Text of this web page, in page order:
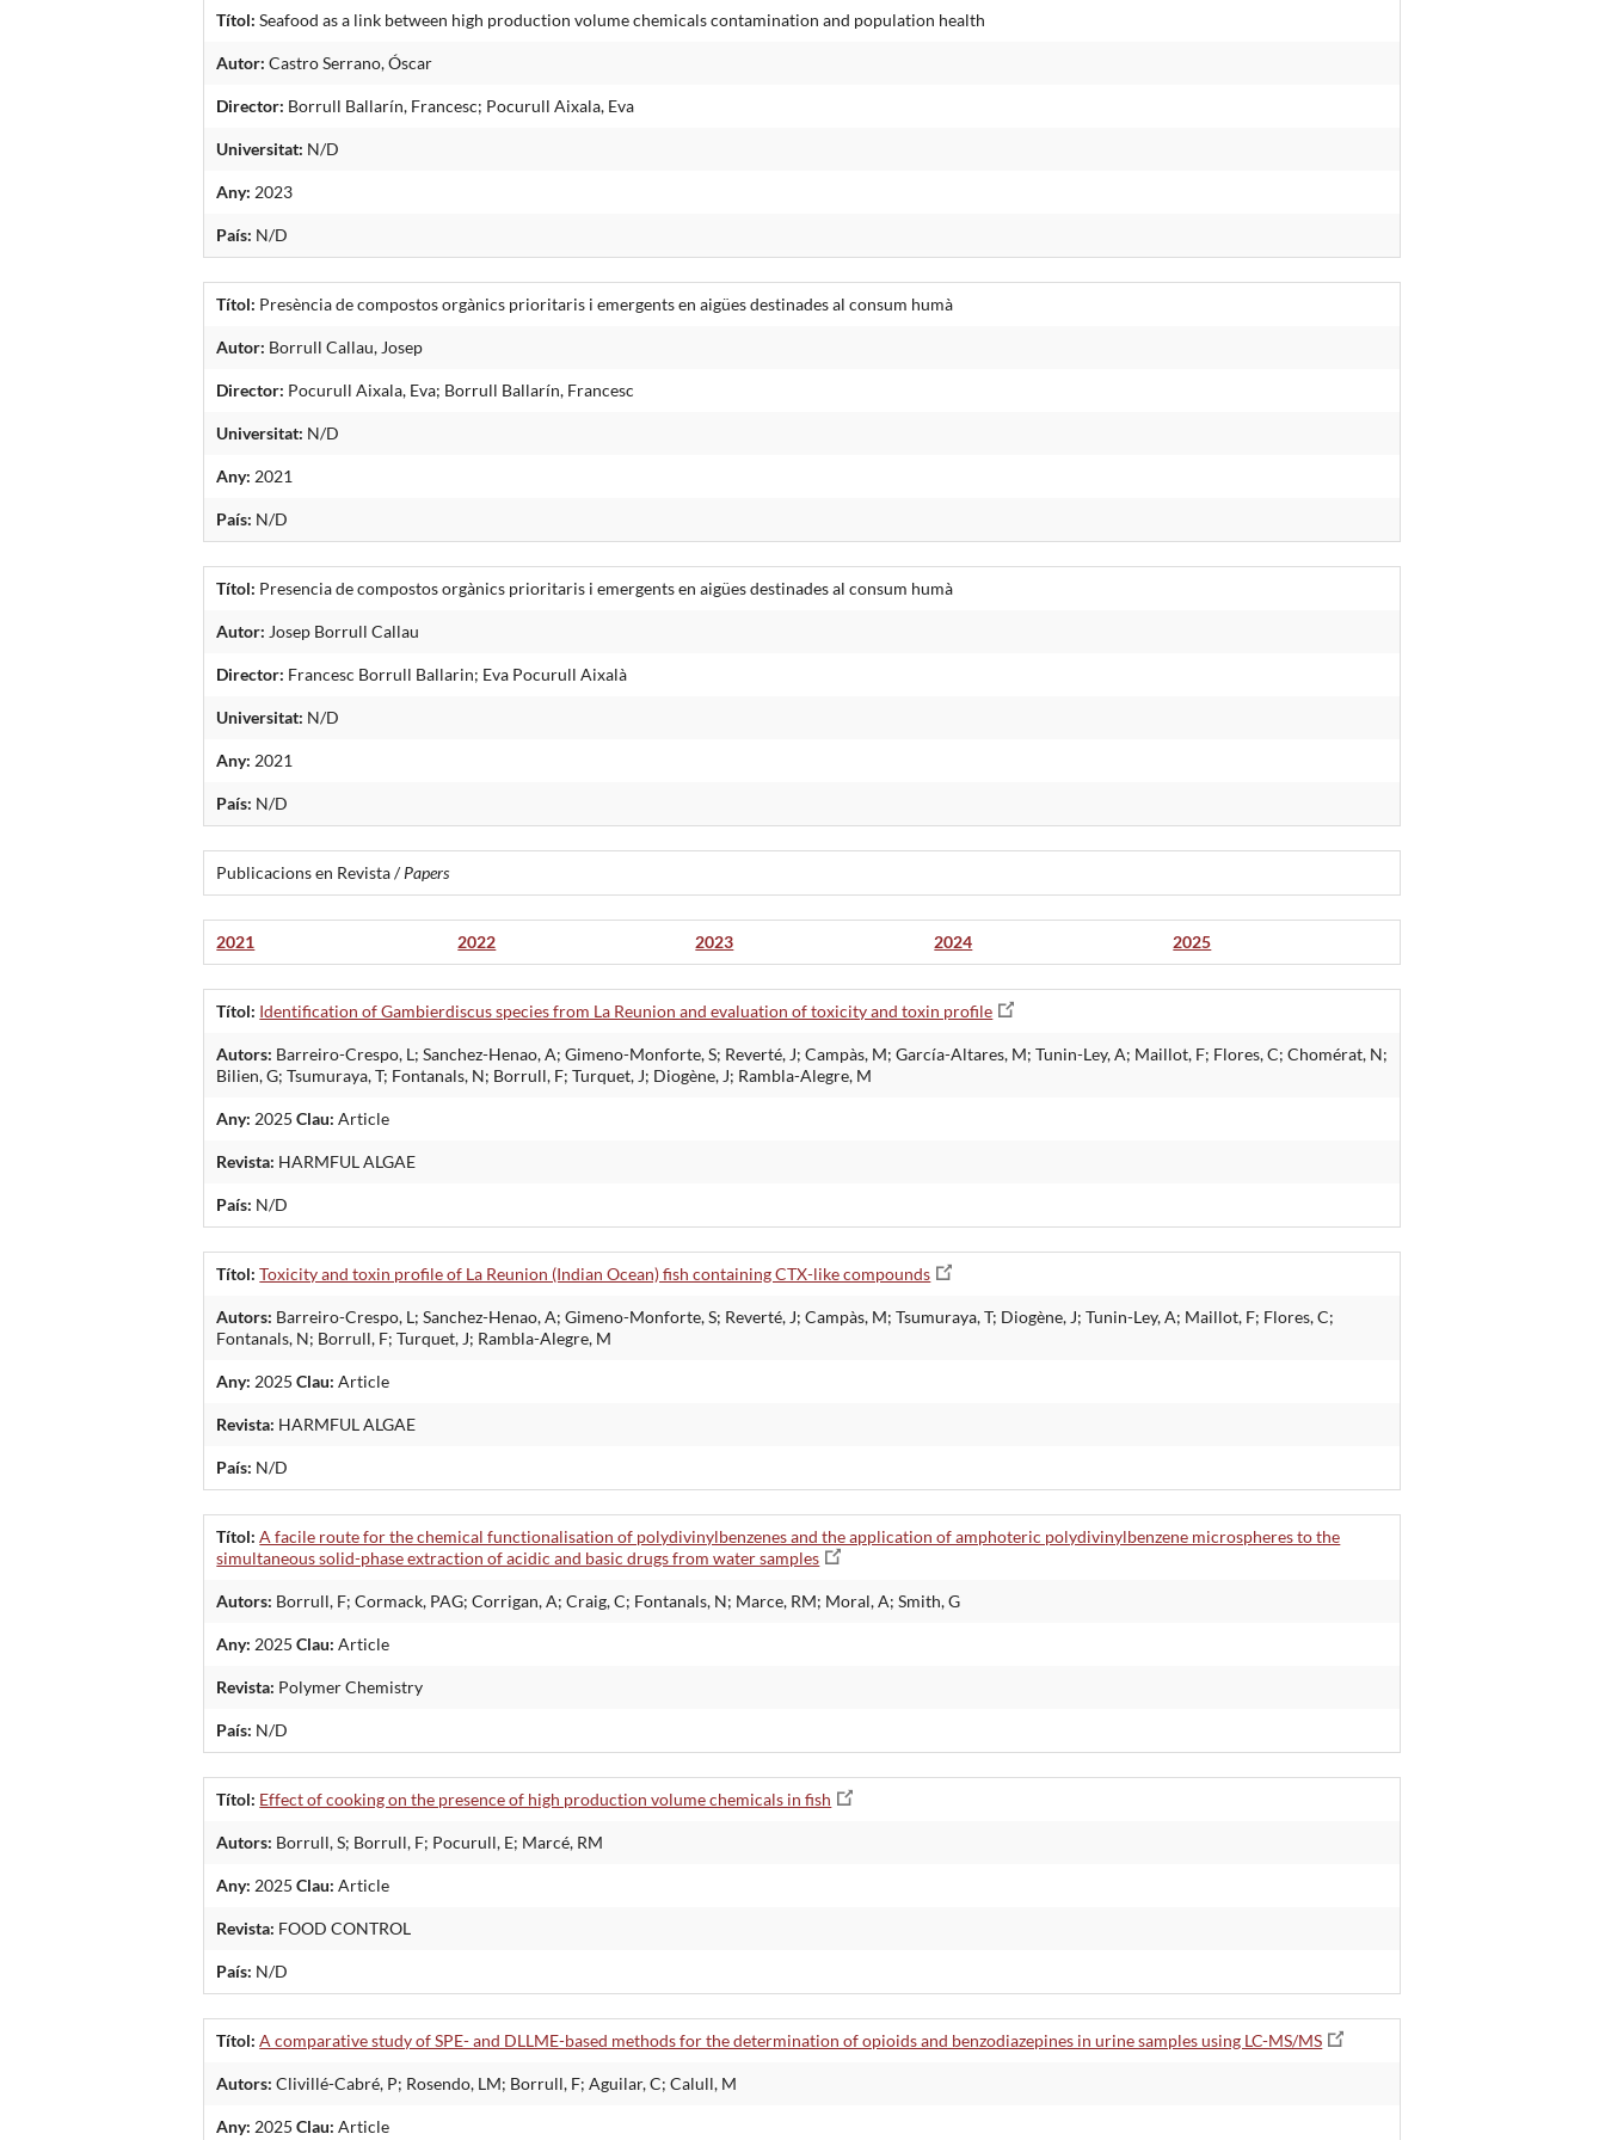
Títol: Seafood as a link between high production volume chemicals contamination and population health
Autor: Castro Serrano, Óscar
Director: Borrull Ballarín, Francesc; Pocurull Aixala, Eva
Universitat: N/D
Any: 2023
País: N/D
Títol: Presència de compostos orgànics prioritaris i emergents en aigües destinades al consum humà
Autor: Borrull Callau, Josep
Director: Pocurull Aixala, Eva; Borrull Ballarín, Francesc
Universitat: N/D
Any: 2021
País: N/D
Títol: Presencia de compostos orgànics prioritaris i emergents en aigües destinades al consum humà
Autor: Josep Borrull Callau
Director: Francesc Borrull Ballarin; Eva Pocurull Aixalà
Universitat: N/D
Any: 2021
País: N/D
Publicacions en Revista /Papers
2021 2022 2023 2024 2025
Títol: Identification of Gambierdiscus species from La Reunion and evaluation of toxicity and toxin profile
Autors: Barreiro-Crespo, L; Sanchez-Henao, A; Gimeno-Monforte, S; Reverté, J; Campàs, M; García-Altares, M; Tunin-Ley, A; Maillot, F; Flores, C; Chomérat, N;
Bilien, G; Tsumuraya, T; Fontanals, N; Borrull, F; Turquet, J; Diogène, J; Rambla-Alegre, M
Any: 2025Clau: Article
Revista: HARMFUL ALGAE
País: N/D
Títol:Toxicity and toxin profile of La Reunion (Indian Ocean) fish containing CTX-like compounds
Autors: Barreiro-Crespo, L; Sanchez-Henao, A; Gimeno-Monforte, S; Reverté, J; Campàs, M; Tsumuraya, T; Diogène, J; Tunin-Ley, A; Maillot, F; Flores, C;
Fontanals, N; Borrull, F; Turquet, J; Rambla-Alegre, M
Any: 2025Clau: Article
Revista: HARMFUL ALGAE
País: N/D
Títol:A facile route for the chemical functionalisation of polydivinylbenzenes and the application of amphoteric polydivinylbenzene microspheres to the
simultaneous solid-phase extraction of acidic and basic drugs from water samples
Autors: Borrull, F; Cormack, PAG; Corrigan, A; Craig, C; Fontanals, N; Marce, RM; Moral, A; Smith, G
Any: 2025Clau: Article
Revista: Polymer Chemistry
País: N/D
Títol: Effect of cooking on the presence of high production volume chemicals in fish
Autors: Borrull, S; Borrull, F; Pocurull, E; Marcé, RM
Any: 2025Clau: Article
Revista: FOOD CONTROL
País: N/D
Títol:A comparative study of SPE- and DLLME-based methods for the determination of opioids and benzodiazepines in urine samples using LC-MS/MS
Autors: Clivillé-Cabré, P; Rosendo, LM; Borrull, F; Aguilar, C; Calull, M
Any: 2025Clau: Article